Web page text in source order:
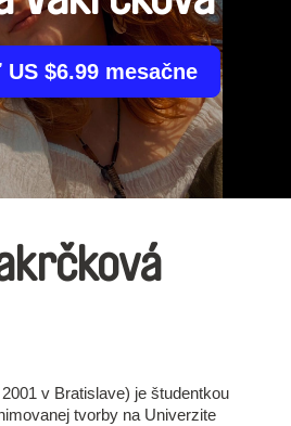
$6.99 mesačne
v Bratislave) je študentkou
tvorby na Univerzite